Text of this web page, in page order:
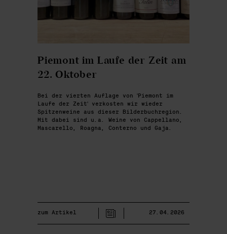
Piemont im Laufe der Zeit am
22. Oktober
Bei der vierten Auflage von 'Piemont im
Laufe der Zeit' verkosten wir wieder
Spitzenweine aus dieser Bilderbuchregion.
Mit dabei sind u.a. Weine von Cappellano,
Mascarello, Roagna, Conterno und Gaja.
zum Artikel 27.04.2026